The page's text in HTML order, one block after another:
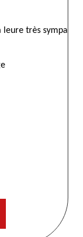
Nous avions
une pose d’un